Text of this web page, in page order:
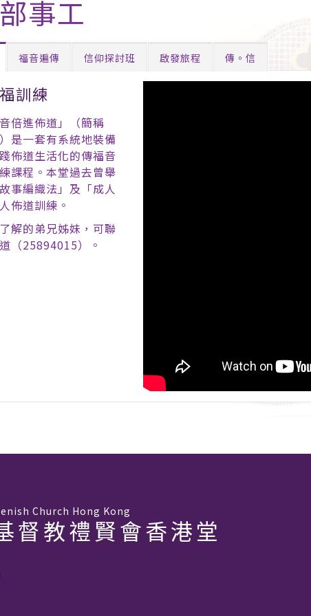
事工
福音遍傳 信仰探討班 啟發旅程 傳。信
訓練
音倍進佈道」（簡稱
）是一套有系統地裝備
佈道生活化的傳福音
課程。本堂過去曾舉
事編織法」及「成人
佈道訓練。
解的弟兄姊妹，可聯
（25894015）。
Church Hong Kong
督教禮賢會香港堂